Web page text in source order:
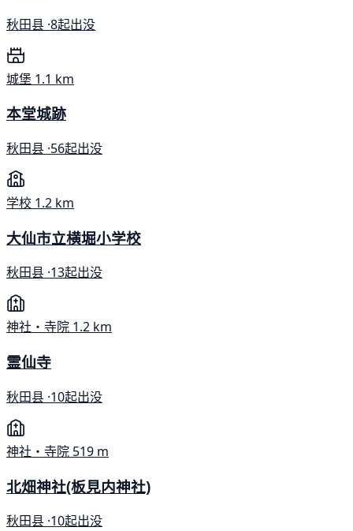
秋田县 ·8起出没
城堡 1.1 km
本堂城跡
秋田县 ·56起出没
学校 1.2 km
大仙市立横堀小学校
秋田县 ·13起出没
神社・寺院 1.2 km
霊仙寺
秋田县 ·10起出没
神社・寺院 519 m
北畑神社(板見内神社)
秋田县 ·10起出没